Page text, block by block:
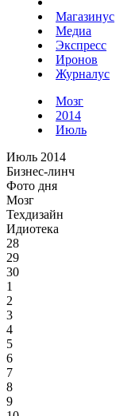
Магазинус
Медиа
Экспресс
Иронов
Журналус
Мозг
2014
Июль
Июль 2014
Бизнес-линч
Фото дня
Мозг
Техдизайн
Идиотека
28
29
30
1
2
3
4
5
6
7
8
9